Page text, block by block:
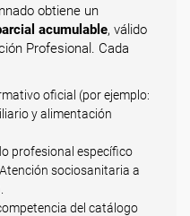
obtiene un
acumulable, válido
Profesional. Cada
oficial (por ejemplo:
y alimentación
profesional específico
sociosanitaria a
del catálogo